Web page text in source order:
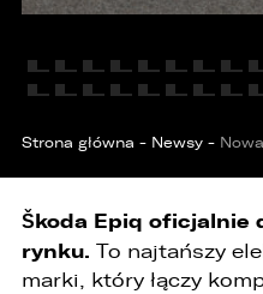
Strona główna - Newsy -
Škoda Epiq oficjalnie
rynku. To najtańszy
marki, który łączy